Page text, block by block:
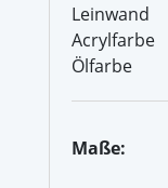
Leinwand
Acrylfarbe
Ölfarbe
Maße: